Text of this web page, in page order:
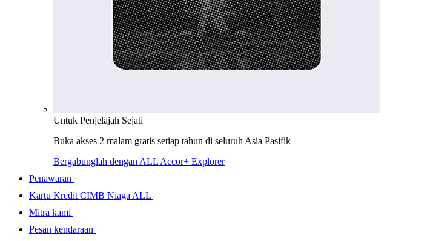
Untuk Penjelajah Sejati
Buka akses 2 malam gratis setiap tahun di seluruh Asia Pasifik
Bergabunglah dengan ALL Accor+ Explorer
Penawaran
Kartu Kredit CIMB Niaga ALL
Mitra kami
Pesan kendaraan